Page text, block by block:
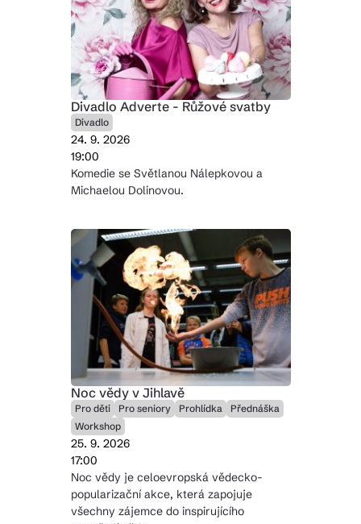
Divadlo Adverte - Růžové svatby
Divadlo
24. 9. 2026
19:00
Komedie se Světlanou Nálepkovou a
Michaelou Dolinovou.
Noc vědy v Jihlavě
Pro děti Pro seniory Prohlídka
Přednáška
Workshop
25. 9. 2026
17:00
Noc vědy je celoevropská vědecko-
popularizační akce, která zapojuje
všechny zájemce do inspirujícího